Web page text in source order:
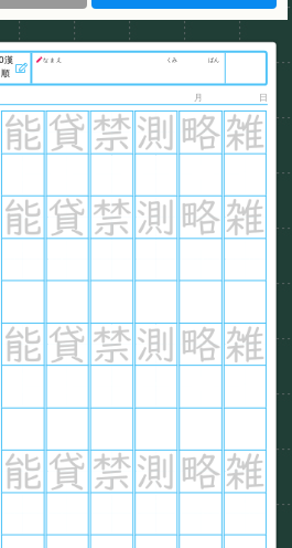
なまえ くみ ばん
月 日